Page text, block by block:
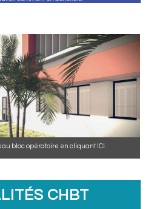
bloc opératoire en cliquant ICI.
CHBT